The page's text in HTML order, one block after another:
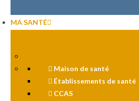
MA SANTÉ
Maison de santé
Établissements de santé
CCAS